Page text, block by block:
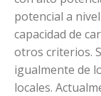
potencial a
capacidad de
otros criterios.
igualmente de
locales.